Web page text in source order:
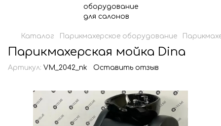
Каталог Парикмахерское оборудование
Парикмахерская мойка Dina
Артикул: VM_2042_nk Оставить отзыв